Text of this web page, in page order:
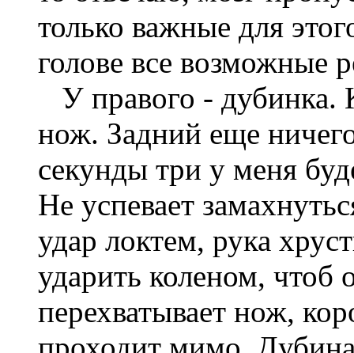
только важные для
голове все возможные
У правого - дубинка.
нож. Задний еще
секунды три у меня
Не успевает
удар локтем, рука
ударить коленом, чтоб
перехватывает нож,